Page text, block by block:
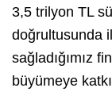
3,5 trilyon TL
doğrultusunda
sağladığımız
büyümeye